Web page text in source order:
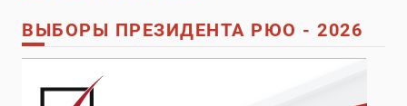
ВЫБОРЫ ПРЕЗИДЕНТА РЮО - 2026